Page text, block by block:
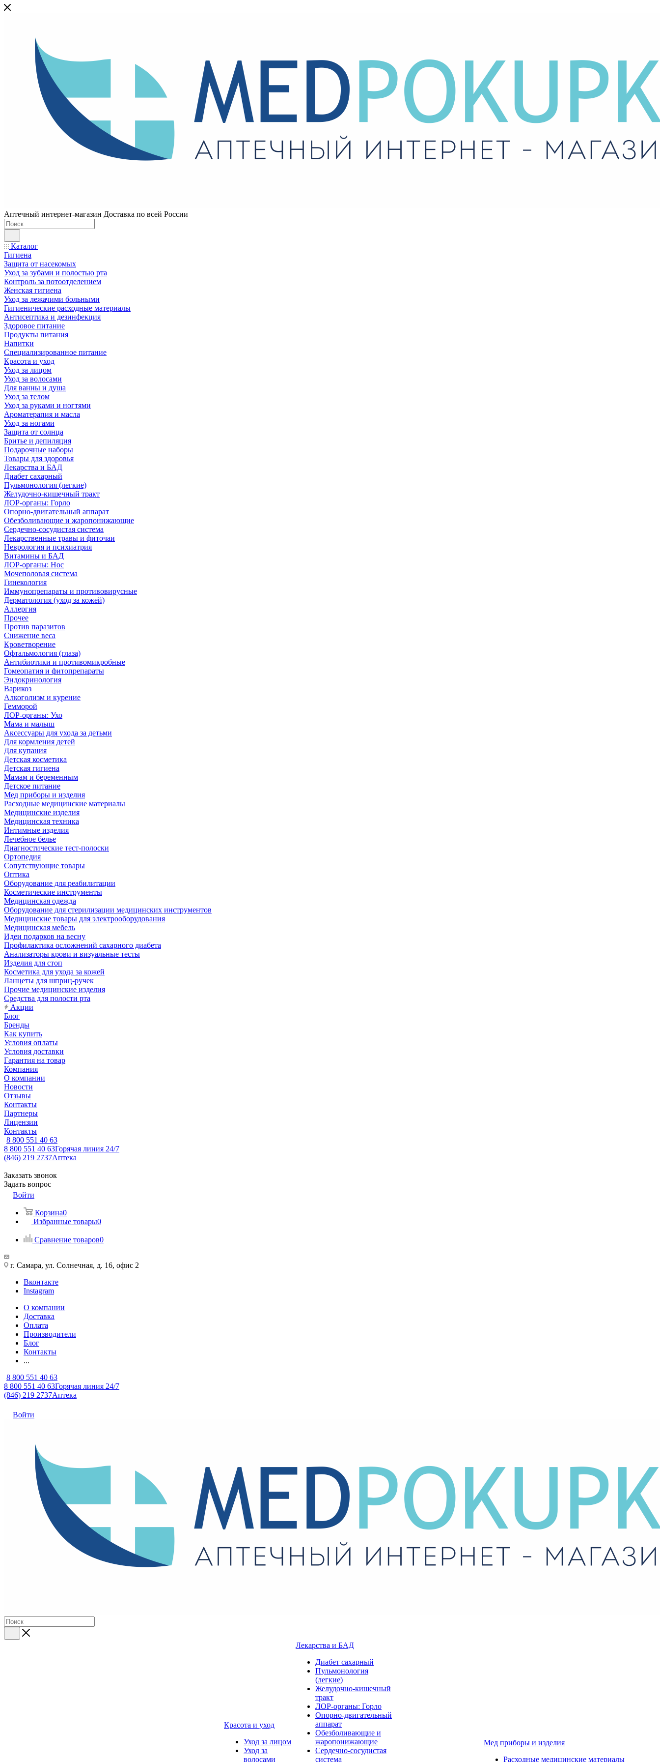
Аптечный интернет-магазин Доставка по всей России
Каталог
Гигиена
Защита от насекомых
Уход за зубами и полостью рта
Контроль за потоотделением
Женская гигиена
Уход за лежачими больными
Гигиенические расходные материалы
Антисептика и дезинфекция
Здоровое питание
Продукты питания
Напитки
Специализированное питание
Красота и уход
Уход за лицом
Уход за волосами
Для ванны и душа
Уход за телом
Уход за руками и ногтями
Ароматерапия и масла
Уход за ногами
Защита от солнца
Бритье и депиляция
Подарочные наборы
Товары для здоровья
Лекарства и БАД
Диабет сахарный
Пульмонология (легкие)
Желудочно-кишечный тракт
ЛОР-органы: Горло
Опорно-двигательный аппарат
Обезболивающие и жаропонижающие
Сердечно-сосудистая система
Лекарственные травы и фиточаи
Неврология и психиатрия
Витамины и БАД
ЛОР-органы: Нос
Мочеполовая система
Гинекология
Иммунопрепараты и противовирусные
Дерматология (уход за кожей)
Аллергия
Прочее
Против паразитов
Снижение веса
Кроветворение
Офтальмология (глаза)
Антибиотики и противомикробные
Гомеопатия и фитопрепараты
Эндокринология
Варикоз
Алкоголизм и курение
Гемморой
ЛОР-органы: Ухо
Мама и малыш
Аксессуары для ухода за детьми
Для кормления детей
Для купания
Детская косметика
Детская гигиена
Мамам и беременным
Детское питание
Мед приборы и изделия
Расходные медицинские материалы
Медицинские изделия
Медицинская техника
Интимные изделия
Лечебное белье
Диагностические тест-полоски
Ортопедия
Сопутствующие товары
Оптика
Оборудование для реабилитации
Косметические инструменты
Медицинская одежда
Оборудование для стерилизации медицинских инструментов
Медицинские товары для электрооборудования
Медицинская мебель
Идеи подарков на весну
Профилактика осложнений сахарного диабета
Анализаторы крови и визуальные тесты
Изделия для стоп
Косметика для ухода за кожей
Ланцеты для шприц-ручек
Прочие медицинские изделия
Средства для полости рта
Акции
Блог
Бренды
Как купить
Условия оплаты
Условия доставки
Гарантия на товар
Компания
О компании
Новости
Отзывы
Контакты
Партнеры
Лицензии
Контакты
8 800 551 40 63
8 800 551 40 63Горячая линия 24/7
(846) 219 2737Аптека
Заказать звонок
Задать вопрос
Войти
Корзина0
Избранные товары0
Сравнение товаров0
г. Самара, ул. Солнечная, д. 16, офис 2
Вконтакте
Instagram
О компании
Доставка
Оплата
Производители
Блог
Контакты
...
8 800 551 40 63
8 800 551 40 63Горячая линия 24/7
(846) 219 2737Аптека
Войти
Красота и уход
Уход за лицом
Уход за
волосами
Лекарства и БАД
Диабет сахарный
Пульмонология
(легкие)
Желудочно-кишечный
тракт
ЛОР-органы: Горло
Опорно-двигательный
аппарат
Обезболивающие и
жаропонижающие
Сердечно-сосудистая
система
Мед приборы и изделия
Расходные медицинские материалы